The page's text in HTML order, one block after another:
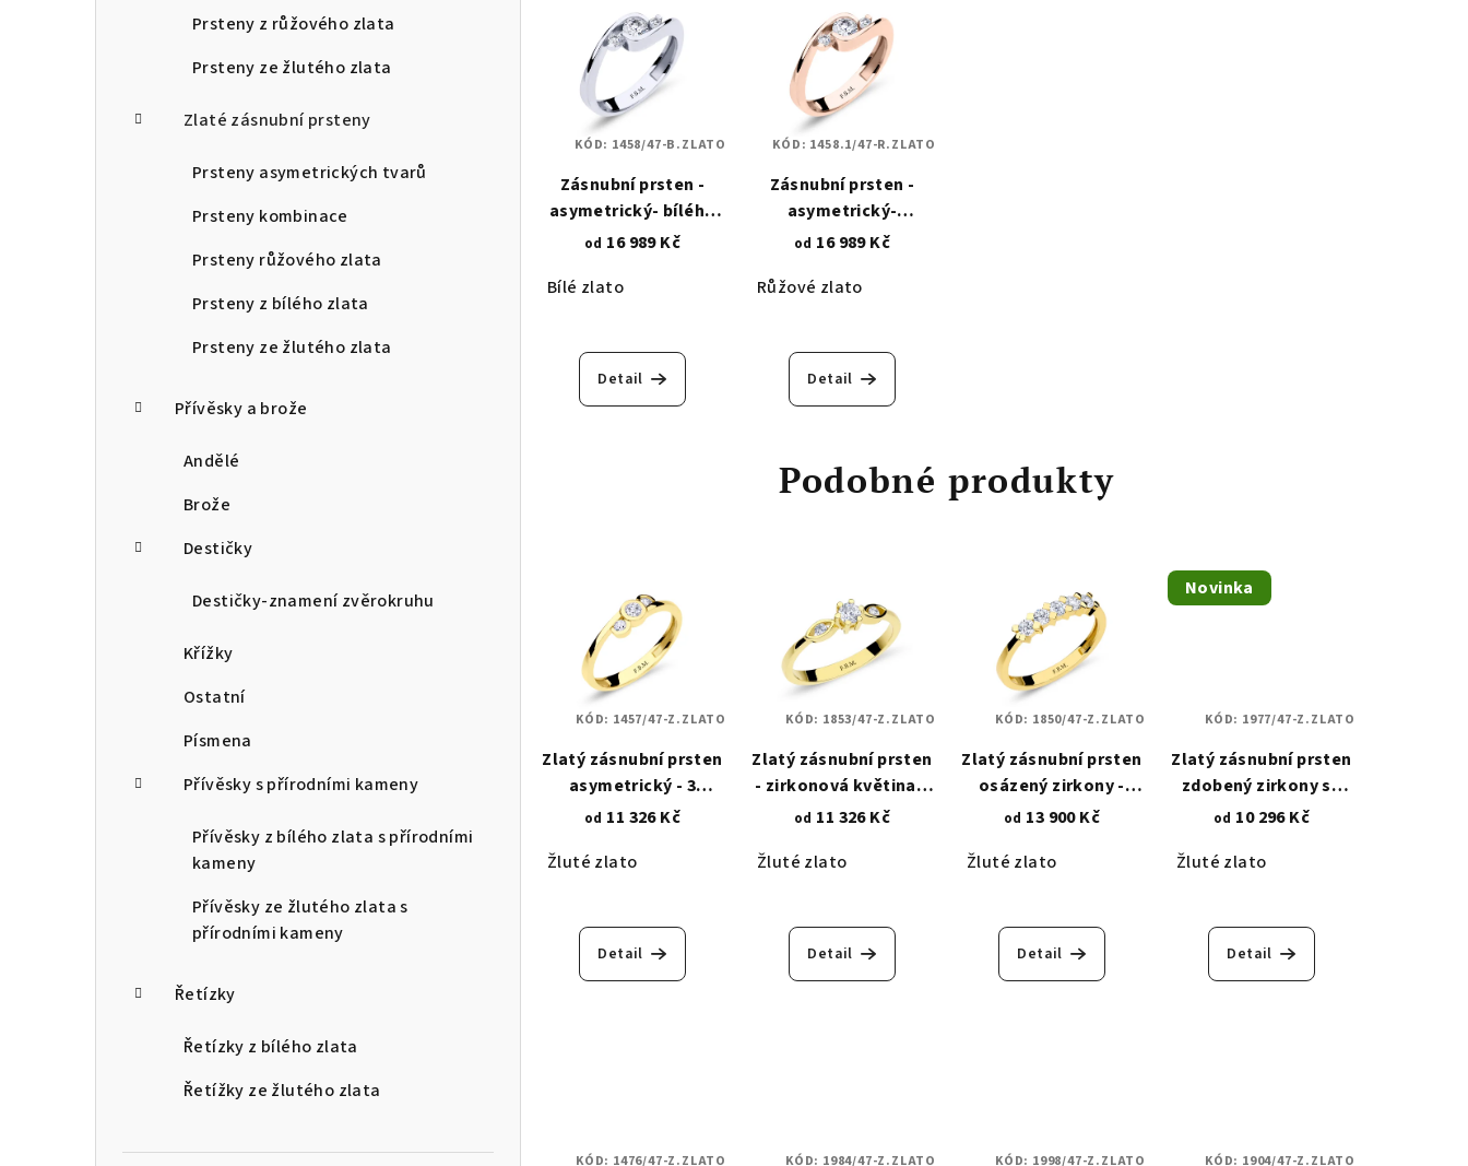
Prsteny z růžového zlata
Prsteny ze žlutého zlata
Zlaté zásnubní prsteny
Prsteny asymetrických tvarů
Prsteny kombinace
Prsteny růžového zlata
Prsteny z bílého zlata
Prsteny ze žlutého zlata
Přívěsky a brože
Andělé
Brože
Destičky
Destičky-znamení zvěrokruhu
Křížky
Ostatní
Písmena
Přívěsky s přírodními kameny
Přívěsky z bílého zlata s přírodními
kameny
Přívěsky ze žlutého zlata s
přírodními kameny
Řetízky
Řetízky z bílého zlata
Řetížky ze žlutého zlata
Zásnubní prsten -
asymetrický- bílého
zlata - 3 zirkony 1458
od 16 989 Kč
Bílé zlato
Detail
KÓD: 1458/47-B.ZLATO
Zásnubní prsten -
asymetrický-
růžového zlata - 3
od 16 989 Kč
Růžové zlato
Detail
KÓD: 1458.1/47-R.ZLATO
Podobné produkty
Zlatý zásnubní prsten
asymetrický - 3
zirkony osazení
od 11 326 Kč
Žluté zlato
Detail
KÓD: 1457/47-Z.ZLATO
Zlatý zásnubní prsten
- zirkonová květina s
lístečky 1853
od 11 326 Kč
Žluté zlato
Detail
KÓD: 1853/47-Z.ZLATO
Zlatý zásnubní prsten
osázený zirkony -
kulaté 3,00 mm 1850
od 13 900 Kč
Žluté zlato
Detail
KÓD: 1850/47-Z.ZLATO
Novinka
Zlatý zásnubní prsten
zdobený zirkony se
zkosenými krapnami
od 10 296 Kč
Žluté zlato
Detail
KÓD: 1977/47-Z.ZLATO
KÓD: 1476/47-Z.ZLATO KÓD: 1984/47-Z.ZLATO KÓD: 1998/47-Z.ZLATO KÓD: 1904/47-Z.ZLATO